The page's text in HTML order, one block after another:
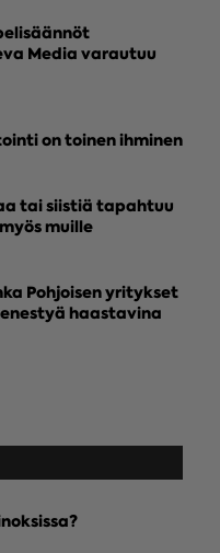
Media varautuu
on toinen ihminen
tai siistiä tapahtuu
muille
Pohjoisen yritykset
haastavina